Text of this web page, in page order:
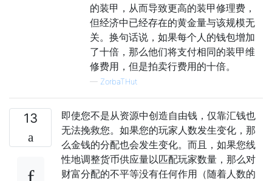
的装甲，从而导致更高的装甲修理费，
但经济中已经存在的黄金量与该规模无
关。换句话说，如果每个人的钱包增加
了十倍，那么他们将支付相同的装甲维
修费用，但是拍卖行费用的十倍。
— ZorbaTHut
13
即使您不是从资源中创造自由钱，仅靠汇钱也
无法挽救您。如果您的玩家人数发生变化，那
么金钱的分配也会发生变化。而且，如果您线
性地调整货币供应量以匹配玩家数量，那么对
财富分配的不平等没有任何作用（随着人数的